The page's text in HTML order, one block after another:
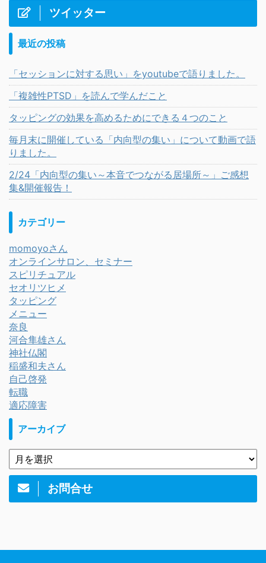
ツイッター
最近の投稿
「セッションに対する思い」をyoutubeで語りました。
「複雑性PTSD」を読んで学んだこと
タッピングの効果を高めるためにできる４つのこと
毎月末に開催している「内向型の集い」について動画で語
りました。
2/24「内向型の集い～本音でつながる居場所～」ご感想
集&開催報告！
カテゴリー
momoyoさん
オンラインサロン、セミナー
スピリチュアル
セオリツヒメ
タッピング
メニュー
奈良
河合隼雄さん
神社仏閣
稲盛和夫さん
自己啓発
転職
適応障害
アーカイブ
お問合せ